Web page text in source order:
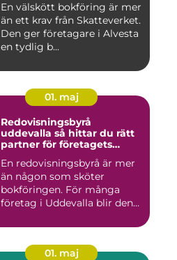
En välskött bokföring är mer
än ett krav från Skatteverket.
Den ger företagare i Alvesta
en tydlig b...
01. maj
Redovisningsbyrå
uddevalla så hittar du rätt
partner för företagets
En redovisningsbyrå är mer
än någon som sköter
bokföringen. För många
företag i Uddevalla blir den
01. maj